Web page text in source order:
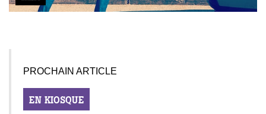
PROCHAIN ARTICLE
EN KIOSQUE